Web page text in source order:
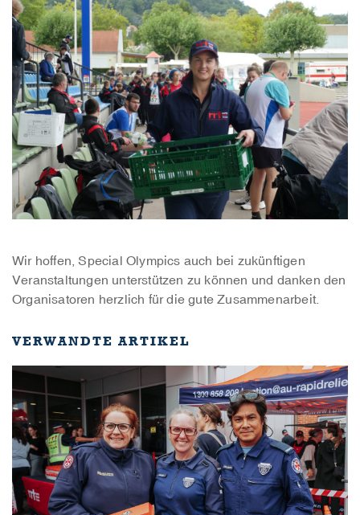
Wir hoffen, Special Olympics auch bei zukünftigen
Veranstaltungen unterstützen zu können und danken den
Organisatoren herzlich für die gute Zusammenarbeit.
VERWANDTE ARTIKEL